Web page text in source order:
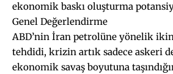
ekonomik baskı oluşturma
Genel Değerlendirme
ABD’nin İran petrolüne yönelik
tehdidi, krizin artık sadece askeri
ekonomik savaş boyutuna